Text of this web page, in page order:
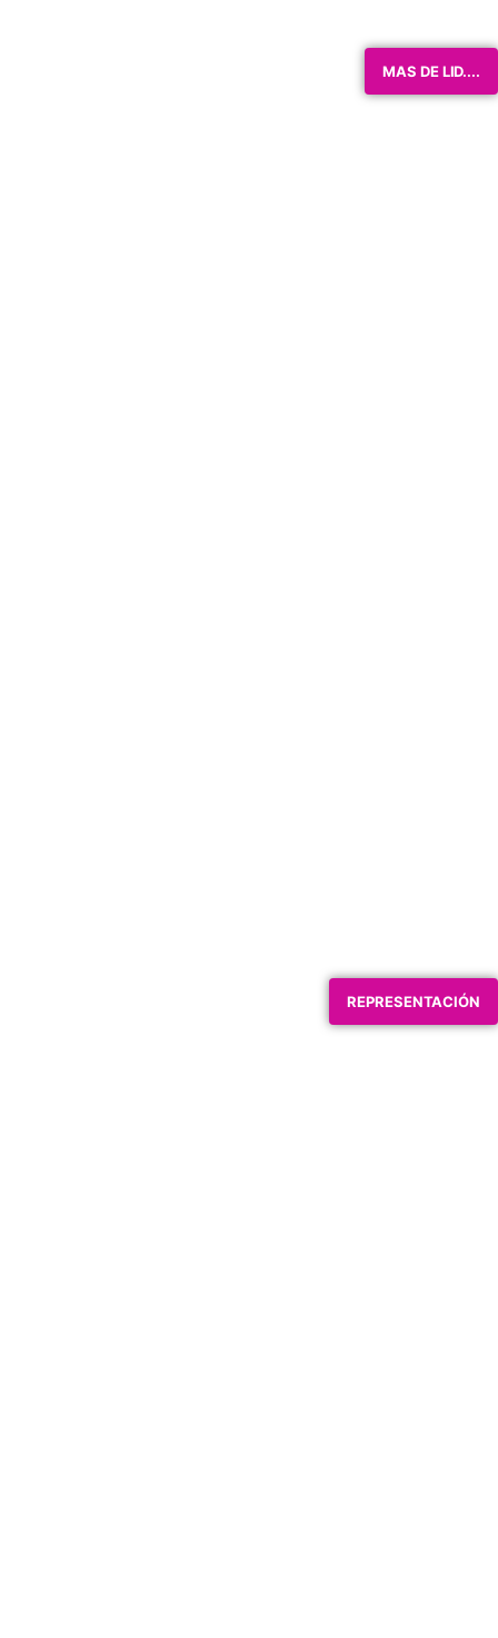
MAS DE LID....
REPRESENTACIÓN